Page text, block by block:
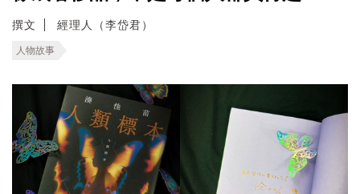
撰文 經理人（李岱君）
人物故事